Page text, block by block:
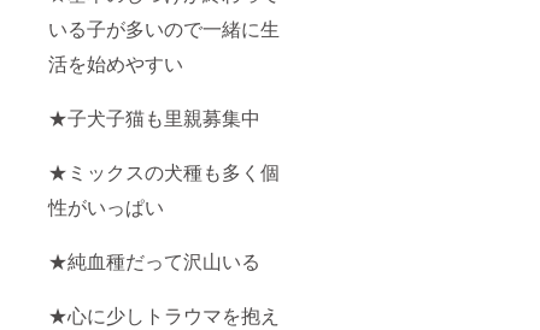
いる子が多いので一緒に生
活を始めやすい
★子犬子猫も里親募集中
★ミックスの犬種も多く個
性がいっぱい
★純血種だって沢山いる
★心に少しトラウマを抱え